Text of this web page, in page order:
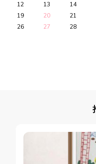
12
13 14
19
20 21
26
27 28